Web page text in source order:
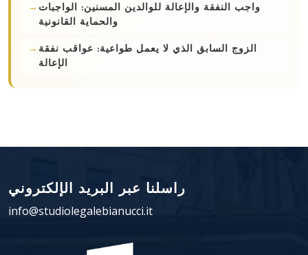
واجب النفقة والإعالة للوالدين المسنين: الواجبات
والحماية القانونية
الزوج السابق الذي لا يعمل طواعية: عواقب نفقة
الإعالة
راسلنا عبر البريد الإلكتروني
info@studiolegalebianucci.it